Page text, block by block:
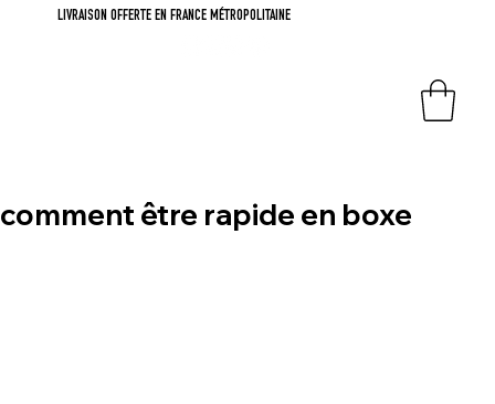
LIVRAISON OFFERTE EN FRANCE MÉTROPOLITAINE
comment être rapide en boxe